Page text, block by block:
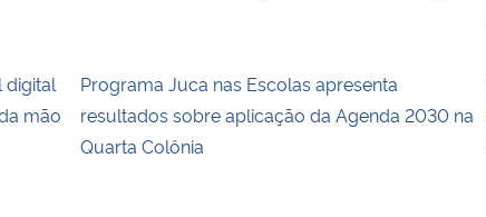
digital
mão
Programa Juca nas Escolas apresenta
resultados sobre aplicação da Agenda 2030 na
Quarta Colônia